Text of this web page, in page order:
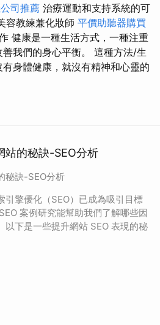
司推薦 治療運動和支持系統的可
容教練兼化妝師 平價助聽器購買
健康是一種生活方式，一種注重
我們的身心平衡。 這種方法/生
身體健康，就沒有精神和心靈的
站的秘訣-SEO分析
秘訣-SEO分析
引擎優化（SEO）已成為吸引目標
案例研究能幫助我們了解哪些因
以下是一些提升網站 SEO 表現的秘